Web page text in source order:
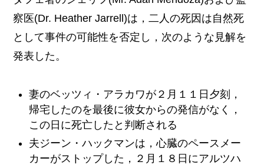
察医(Dr. Heather Jarrell)は，二人の死因は自然死
として事件の可能性を否定し，次のような見解を
発表した。
妻のベッツィ・アラカワが２月１１日夕刻，
帰宅したのを最後に彼女からの発信がなく，
この日に死亡したと判断される
夫ジーン・ハックマンは，心臓のペースメー
カーがストップした，２月１８日にアルツハ